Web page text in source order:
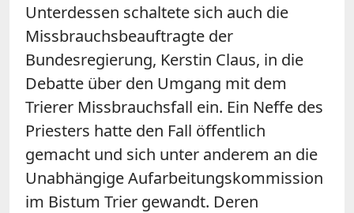
Unterdessen schaltete sich auch die
Missbrauchsbeauftragte der
Bundesregierung, Kerstin Claus, in die
Debatte über den Umgang mit dem
Trierer Missbrauchsfall ein. Ein Neffe des
Priesters hatte den Fall öffentlich
gemacht und sich unter anderem an die
Unabhängige Aufarbeitungskommission
im Bistum Trier gewandt. Deren